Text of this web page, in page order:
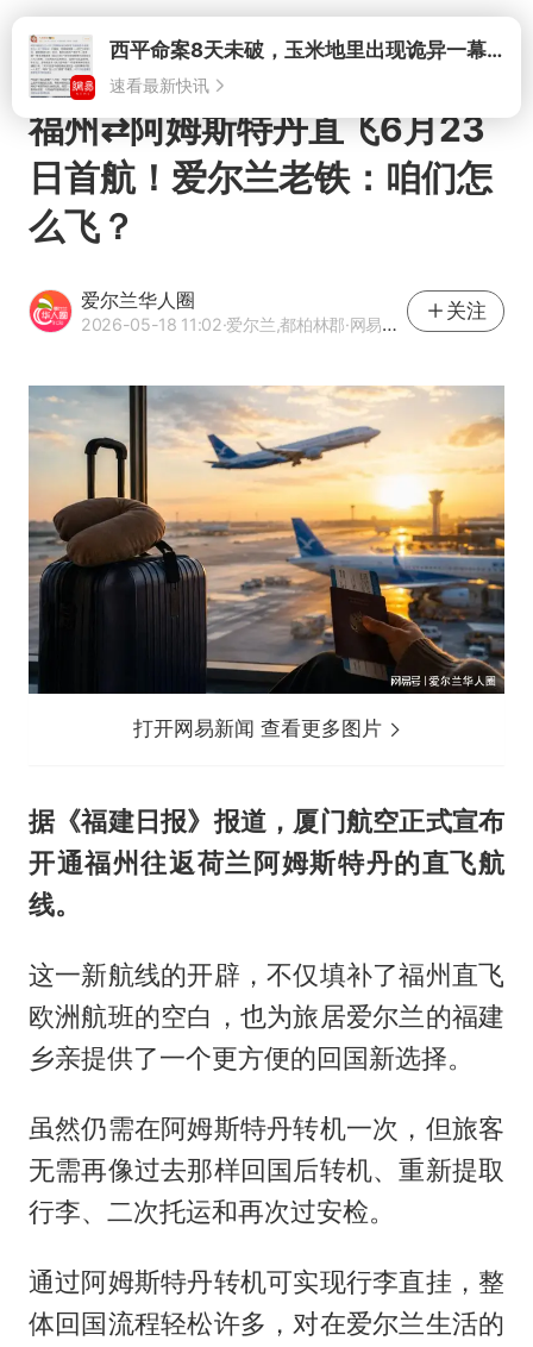
打开西平命案8天未破，玉米地里出现诡异一幕，我突然想起了欧金中
速看最新快讯
福州⇄阿姆斯特丹直飞6月23
日首航！爱尔兰老铁：咱们怎
么飞？
爱尔兰华人圈
2026-05-18 11:02·爱尔兰,都柏林郡·网易号优质内容创作者
关注
打开网易新闻 查看更多图片
据《福建日报》报道，厦门航空正式宣布
开通福州往返荷兰阿姆斯特丹的直飞航
线。
这一新航线的开辟，不仅填补了福州直飞
欧洲航班的空白，也为旅居爱尔兰的福建
乡亲提供了一个更方便的回国新选择。
虽然仍需在阿姆斯特丹转机一次，但旅客
无需再像过去那样回国后转机、重新提取
行李、二次托运和再次过安检。
通过阿姆斯特丹转机可实现行李直挂，整
体回国流程轻松许多，对在爱尔兰生活的